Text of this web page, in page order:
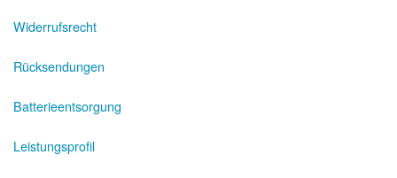
Widerrufsrecht
Rücksendungen
Batterieentsorgung
Leistungsprofil